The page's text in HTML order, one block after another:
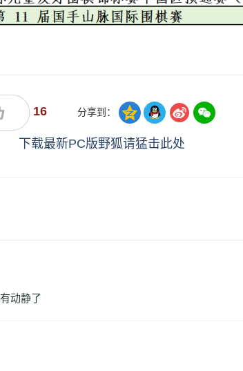
16 分享到：
下载最新PC版野狐请猛击此处
动静了